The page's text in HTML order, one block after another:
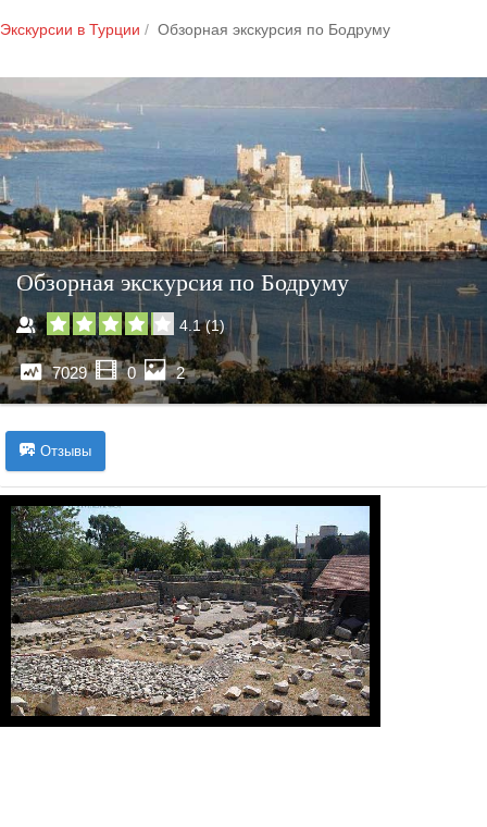
Экскурсии в Турции Обзорная экскурсия по Бодруму
Обзорная экскурсия по Бодруму
4.1(1)
7029 0 2
Отзывы
1/1